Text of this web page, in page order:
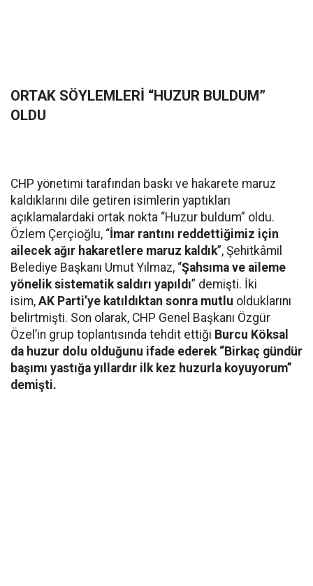
ORTAK SÖYLEMLERİ “HUZUR BULDUM”
OLDU
CHP yönetimi tarafından baskı ve hakarete maruz
kaldıklarını dile getiren isimlerin yaptıkları
açıklamalardaki ortak nokta “Huzur buldum” oldu.
Özlem Çerçioğlu, “İmar rantını reddettiğimiz için
ailecek ağır hakaretlere maruz kaldık”, Şehitkâmil
Belediye Başkanı Umut Yılmaz, “Şahsıma ve aileme
yönelik sistematik saldırı yapıldı” demişti. İki
isim, AK Parti’ye katıldıktan sonra mutlu olduklarını
belirtmişti. Son olarak, CHP Genel Başkanı Özgür
Özel’in grup toplantısında tehdit ettiği Burcu Köksal
da huzur dolu olduğunu ifade ederek “Birkaç gündür
başımı yastığa yıllardır ilk kez huzurla koyuyorum”
demişti.